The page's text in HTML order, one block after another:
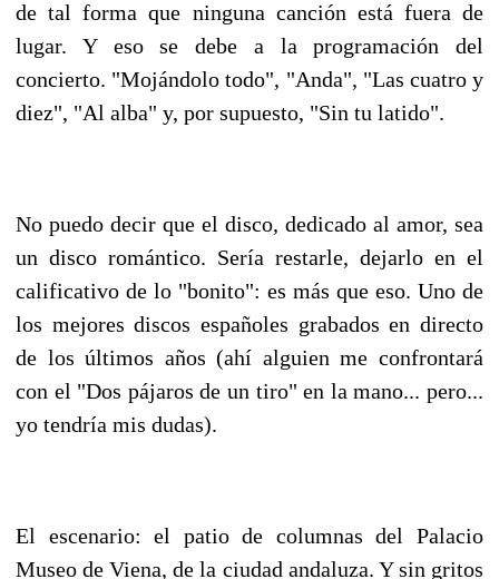
de tal forma que ninguna canción está fuera de
lugar. Y eso se debe a la programación del
concierto. "Mojándolo todo", "Anda", "Las cuatro y
diez", "Al alba" y, por supuesto, "Sin tu latido".
No puedo decir que el disco, dedicado al amor, sea
un disco romántico. Sería restarle, dejarlo en el
calificativo de lo "bonito": es más que eso. Uno de
los mejores discos españoles grabados en directo
de los últimos años (ahí alguien me confrontará
con el "Dos pájaros de un tiro" en la mano... pero...
yo tendría mis dudas).
El escenario: el patio de columnas del Palacio
Museo de Viena, de la ciudad andaluza. Y sin gritos